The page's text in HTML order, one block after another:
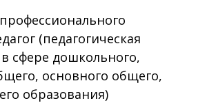
(педагогическая
сфере дошкольного,
основного общего,
образования)